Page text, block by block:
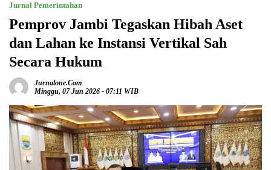
Jurnal Pemerintahan
Pemprov Jambi Tegaskan Hibah Aset
dan Lahan ke Instansi Vertikal Sah
Secara Hukum
Jurnalone.com
Minggu, 07 Jun 2026 - 07:11 WIB